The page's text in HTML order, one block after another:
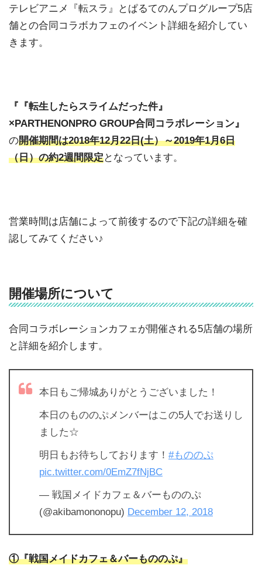
テレビアニメ『転スラ』とぱるてのんプログループ5店
舗との合同コラボカフェのイベント詳細を紹介してい
きます。
『『転生したらスライムだった件』
×PARTHENONPRO GROUP合同コラボレーション』
の開催期間は2018年12月22日(土）～2019年1月6日
（日）の約2週間限定となっています。
営業時間は店舗によって前後するので下記の詳細を確
認してみてください♪
開催場所について
合同コラボレーションカフェが開催される5店舗の場所
と詳細を紹介します。
本日もご帰城ありがとうございました！
本日のもののぷメンバーはこの5人でお送りし
ました☆
明日もお待ちしております！ #もののぷ
pic.twitter.com/0EmZ7fNjBC
— 戦国メイドカフェ＆バーもののぷ
(@akibamononopu) December 12, 2018
①『戦国メイドカフェ＆バーもののぷ』